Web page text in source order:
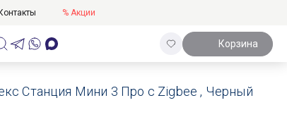
Контакты % Акции
Корзина
Станция Мини 3 Про с Zigbee , Черный